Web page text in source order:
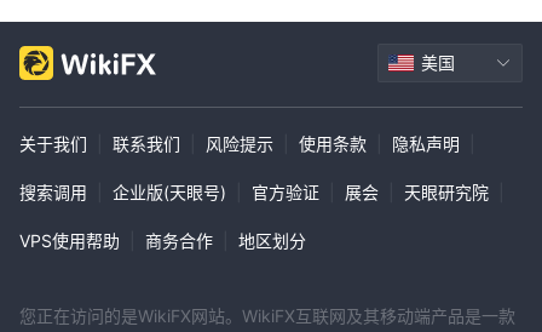
美国
关于我们 联系我们 风险提示 使用条款 隐私声明
搜索调用 企业版(天眼号) 官方验证 展会 天眼研究院
VPS使用帮助 商务合作 地区划分
您正在访问的是WikiFX网站。WikiFX互联网及其移动端产品是一款